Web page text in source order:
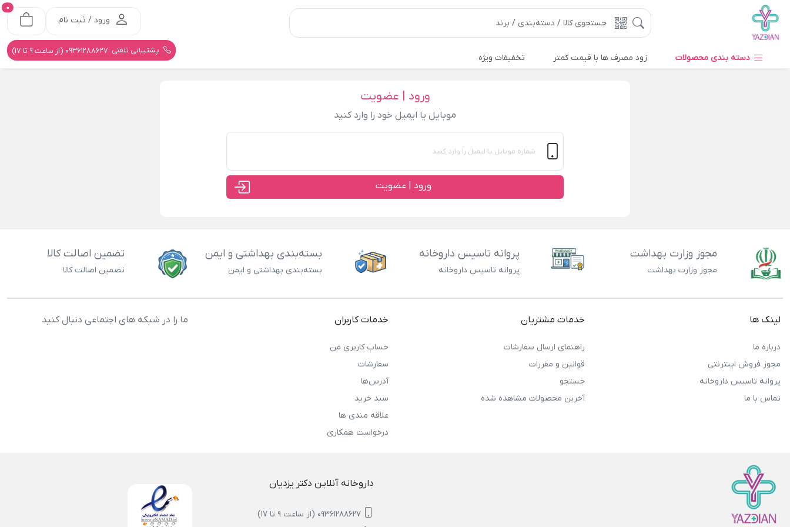
ورود / ثبت نام
0
پشتیبانی تلفنی :09361288627 (از ساعت 9 تا 17)
دسته بندی محصولات زود مصرف ها با قیمت کمتر تخفیفات ویژه
ورود | عضویت
موبایل یا ایمیل خود را وارد کنید
ورود | عضویت
مجوز وزارت بهداشت
مجوز وزارت بهداشت
پروانه تاسیس داروخانه
پروانه تاسیس داروخانه
بسته‌بندی بهداشتی و ایمن
بسته‌بندی بهداشتی و ایمن
تضمین اصالت کالا
تضمین اصالت کالا
لینک ها
درباره ما
مجوز فروش اینترنتی
پروانه تاسیس داروخانه
تماس با ما
خدمات مشتریان
راهنمای ارسال سفارشات
قوانین و مقررات
جستجو
آخرین محصولات مشاهده شده
خدمات کاربران
حساب کاربری من
سفارشات
آدرس‌ها
سبد خرید
علاقه مندی ها
درخواست همکاری
ما را در شبکه های اجتماعی دنبال کنید
داروخانه آنلاین دکتر یزدیان
09361288627 (از ساعت 9 تا 17)